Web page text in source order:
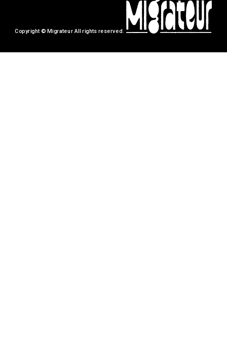
Copyright © Migrateur All rights reserved.